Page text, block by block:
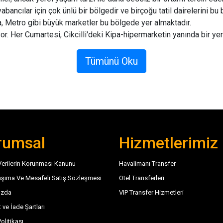
için çok ünlü bir bölgedir ve birçoğu tatil dairelerini bu
Metro gibi büyük marketler bu bölgede yer almaktadır.
Her Cumartesi, Cikcilli'deki Kipa-hipermarketin yanında bir
rezervasyonu yapın, Cikcilli'deki tatiliniz boyunca sizi daha
tasarlanmış son model lüks araçlardan oluşmaktadır.
bir pan kart ile sizi otelinize veya Cikcilli'deki özel adresinize
ucuza kadar çeşitli araba ve kamyonetlerimiz
seçeneği yaptığınızdan emin olun.
Tümünü Oku
Korunması Kanunu
Ve Mesafeli Satış Sözleşmesi
ve İade Şartları
Hizmetlerimiz
Havalimanı Transfer
Otel Transferleri
VIP Transfer Hizmetleri